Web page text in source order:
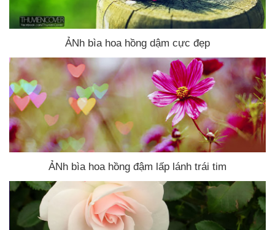
ẢNh bìa hoa hồng dậm cực đẹp
ẢNh bìa hoa hồng đậm lấp lánh trái tim